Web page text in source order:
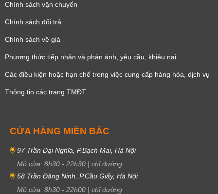
Chính sách vận chuyển
Chính sách đổi trả
Chính sách về giá
Phương thức tiếp nhận và phản ánh, yêu cầu, khiêu nại
Các điều kiện hoặc hạn chế trong việc cung cấp hàng hóa, dịch vụ
Thông tin các trang TMĐT
CỬA HÀNG MIỀN BẮC
97 Trần Đại Nghĩa, P.Bạch Mai, Hà Nội
Mở cửa: 8h30 - 22h30 | chỉ đường
58 Trần Đăng Ninh, P.Cầu Giấy, Hà Nội
Mở cửa: 8h30 - 22h00 | chỉ đường